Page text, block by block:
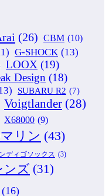
(26) CBM (10)
G-SHOCK (13)
LOOX (19)
Design (18)
SUBARU R2 (7)
Voigtlander (28)
X68000 (9)
リン (43)
ディゴソックス (3)
ンズ (31)
(16)